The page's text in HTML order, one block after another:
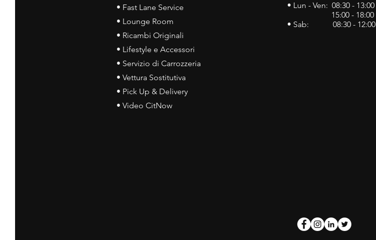
• Fast Lane Service
• Lounge Room
• Ricambi Originali
• Lifestyle e Accessori
• Servizio di Carrozzeria
• Vettura Sostitutiva
• Pick Up & Delivery
• Video CitNow
• Lun - Ven: 08:30 - 13:00
15:00 - 18:00
• Sab: 08:30 - 12:00